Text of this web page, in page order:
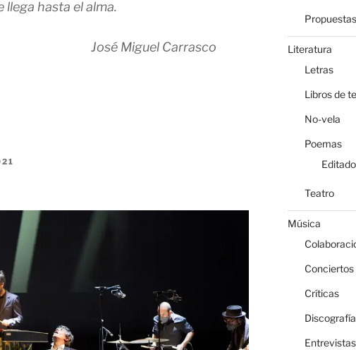
llega hasta el alma.
Carrasco
Propuestas
Literatura
Letras
Libros de
No-vela
Poemas
Teatro
Música
Conciertos
Críticas
Discografía
Entrevistas